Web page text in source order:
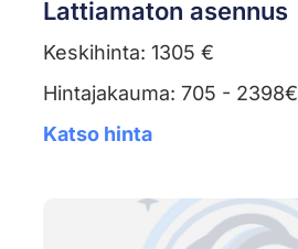
Lattiamaton asennus
Keskihinta: 1305 €
Hintajakauma: 705 - 2398€
Katso hinta